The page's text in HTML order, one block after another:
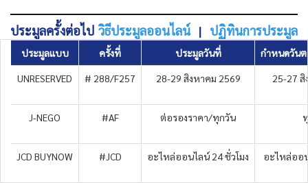
ประมูลครั้งต่อไป ปฏิทินการประมูล
|
วิธีประมูลออนไลน์
ประมูลแบบ ครั้งที่ ประมูลวันที่ กำหนดวัน
UNRESERVED # 288/F257 28-29 สิงหาคม 2569 25-27
J-NEGO #AF ต่อรองราคา/ทุกวัน
JCD BUYNOW #JCD อะไหล่ออนไลน์ 24 ชั่วโมง อะไหล่ออ